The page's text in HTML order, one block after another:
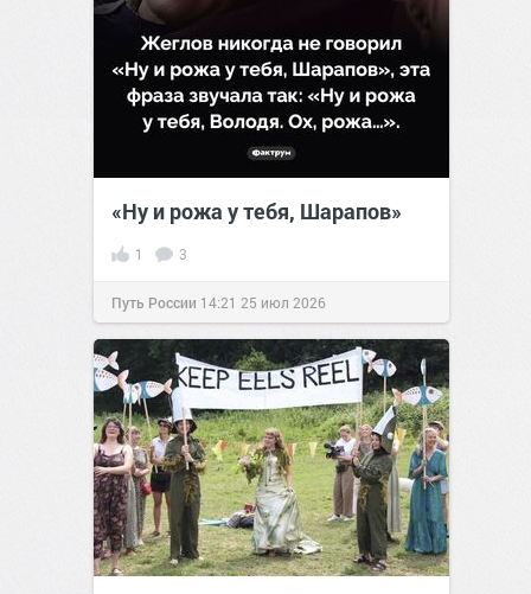
«Ну и рожа у тебя, Шарапов»
1 3
Путь России 14:21 25 июл 2026